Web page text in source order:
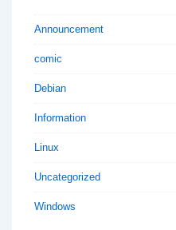
Announcement
comic
Debian
Information
Linux
Uncategorized
Windows